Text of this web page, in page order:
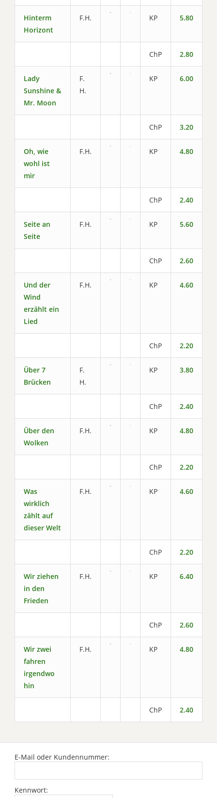
Hinterm
Horizont
F.H. KP 5.80
ChP 2.80
Lady
Sunshine &
Mr. Moon
F.
H.
KP 6.00
ChP 3.20
Oh, wie
wohl ist
mir
F.H. KP 4.80
ChP 2.40
Seite an
Seite
F.H. KP 5.60
ChP 2.60
Und der
Wind
erzählt ein
Lied
F.H. KP 4.60
ChP 2.20
Über 7
Brücken
F.
H.
KP 3.80
ChP 2.40
Über den
Wolken
F.H. KP 4.80
ChP 2.20
Was
wirklich
zählt auf
dieser Welt
F.H. KP 4.60
ChP 2.20
Wir ziehen
in den
Frieden
F.H. KP 6.40
ChP 2.60
Wir zwei
fahren
irgendwo
hin
F.H. KP 4.80
ChP 2.40
E-Mail oder Kundennummer:
Kennwort: